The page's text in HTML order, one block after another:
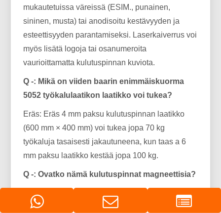
mukautetuissa väreissä (ESIM., punainen,
sininen, musta) tai anodisoitu kestävyyden ja
esteettisyyden parantamiseksi. Laserkaiverrus voi
myös lisätä logoja tai osanumeroita
vaurioittamatta kulutuspinnan kuviota.
Q -: Mikä on viiden baarin enimmäiskuorma
5052 työkalulaatikon laatikko voi tukea?
Eräs: Eräs 4 mm paksu kulutuspinnan laatikko
(600 mm × 400 mm) voi tukea jopa 70 kg
työkaluja tasaisesti jakautuneena, kun taas a 6
mm paksu laatikko kestää jopa 100 kg.
Q -: Ovatko nämä kulutuspinnat magneettisia?
Eräs: Ei, alumiini on ei-magneettinen, joten
magneettiset työkalunpitimet eivät tartu pintaan.